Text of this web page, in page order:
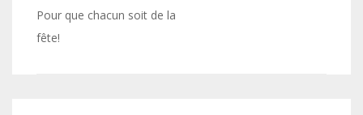
Navigation
de
Pour que chacun soit de la
fête!